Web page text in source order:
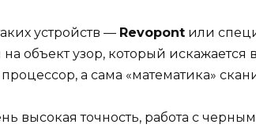
устройств — Revopont или
объект узор, который искажается
а сама «математика»
высокая точность, работа с